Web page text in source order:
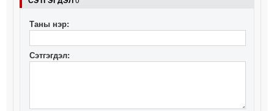
Таны нэр:
Сэтгэгдэл: